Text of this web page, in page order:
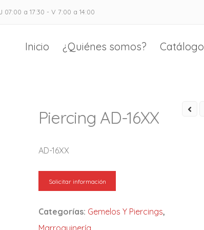
07:00 a 17:30 - V 7:00 a 14:00
el calzado y marroquinería
Inicio ¿Quiénes somos? Catálogo
Piercing AD-16XX
AD-16XX
Solicitar información
Categorías: Gemelos Y Piercings,
Marroquinería